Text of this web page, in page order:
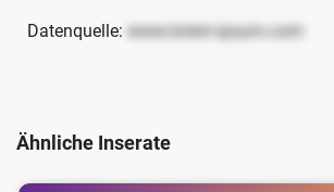
Datenquelle: www.lorem-ipsum.com
Ähnliche Inserate